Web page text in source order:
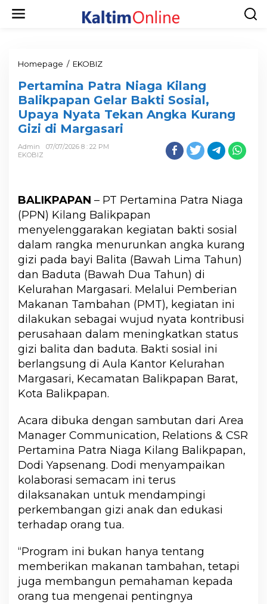
Homepage / EKOBIZ
Pertamina Patra Niaga Kilang
Balikpapan Gelar Bakti Sosial,
Upaya Nyata Tekan Angka Kurang
Gizi di Margasari
Admin
07/07/2026 8 : 22 PM
EKOBIZ
BALIKPAPAN – PT Pertamina Patra Niaga
(PPN) Kilang Balikpapan
menyelenggarakan kegiatan bakti sosial
dalam rangka menurunkan angka kurang
gizi pada bayi Balita (Bawah Lima Tahun)
dan Baduta (Bawah Dua Tahun) di
Kelurahan Margasari. Melalui Pemberian
Makanan Tambahan (PMT), kegiatan ini
dilakukan sebagai wujud nyata kontribusi
perusahaan dalam meningkatkan status
gizi balita dan baduta. Bakti sosial ini
berlangsung di Aula Kantor Kelurahan
Margasari, Kecamatan Balikpapan Barat,
Kota Balikpapan.
Acara dibuka dengan sambutan dari Area
Manager Communication, Relations & CSR
Pertamina Patra Niaga Kilang Balikpapan,
Dodi Yapsenang. Dodi menyampaikan
kolaborasi semacam ini terus
dilaksanakan untuk mendampingi
perkembangan gizi anak dan edukasi
terhadap orang tua.
“Program ini bukan hanya tentang
memberikan makanan tambahan, tetapi
juga membangun pemahaman kepada
orang tua mengenai pentingnya